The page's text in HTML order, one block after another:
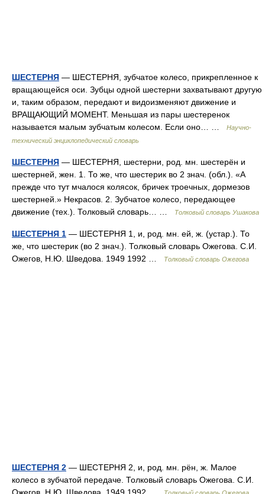
ШЕСТЕРНЯ — ШЕСТЕРНЯ, зубчатое колесо, прикрепленное к
вращающейся оси. Зубцы одной шестерни захватывают другую
и, таким образом, передают и видоизменяют движение и
ВРАЩАЮЩИЙ МОМЕНТ. Меньшая из пары шестеренок
называется малым зубчатым колесом. Если оно… …
Научно-
технический энциклопедический словарь
ШЕСТЕРНЯ — ШЕСТЕРНЯ, шестерни, род. мн. шестерён и
шестерней, жен. 1. То же, что шестерик во 2 знач. (обл.). «А
прежде что тут мчалося колясок, бричек троечных, дормезов
шестерней.» Некрасов. 2. Зубчатое колесо, передающее
движение (тех.). Толковый словарь… …
Толковый словарь Ушакова
ШЕСТЕРНЯ 1 — ШЕСТЕРНЯ 1, и, род. мн. ей, ж. (устар.). То
же, что шестерик (во 2 знач.). Толковый словарь Ожегова. С.И.
Ожегов, Н.Ю. Шведова. 1949 1992 …
Толковый словарь Ожегова
ШЕСТЕРНЯ 2 — ШЕСТЕРНЯ 2, и, род. мн. рён, ж. Малое
колесо в зубчатой передаче. Толковый словарь Ожегова. С.И.